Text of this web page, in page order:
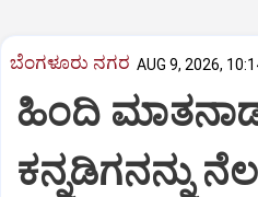
ಬೆಂಗಳೂರು ನಗರ AUG 9, 2026,
ಹಿಂದಿ
ಕನ್ನಡಿಗನನ್ನು